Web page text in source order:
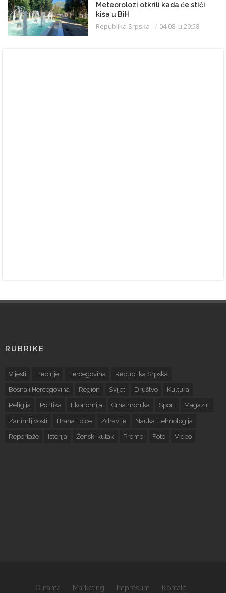
Meteorolozi otkrili kada će stići
kiša u BiH
Republika Srpska 04.08. u 20:58
RUBRIKE
Vijesti Trebinje Hercegovina Republika Srpska
Bosna i Hercegovina Region Svijet Društvo Kultura
Religija Politika Ekonomija Crna hronika Sport Magazin
Zanimljivosti Hrana i piće Zdravlje Nauka i tehnologija
Reportaže Istorija Ženski kutak Promo Foto Video
O nama Marketing Impresum Kontakt